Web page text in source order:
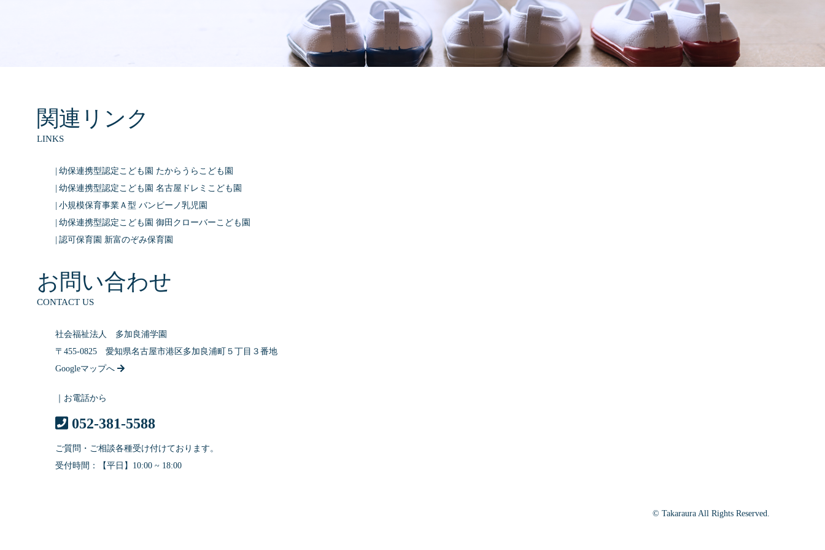
関連リンク
LINKS
幼保連携型認定こども園 たからうらこども園
幼保連携型認定こども園 名古屋ドレミこども園
小規模保育事業Ａ型 バンビーノ乳児園
幼保連携型認定こども園 御田クローバーこども園
認可保育園 新富のぞみ保育園
お問い合わせ
CONTACT US
社会福祉法人 多加良浦学園
〒455-0825 愛知県名古屋市港区多加良浦町５丁目３番地
Googleマップへ
｜お電話から
052-381-5588
ご質問・ご相談各種受け付けております。
受付時間：【平日】10:00 ~ 18:00
© Takaraura All Rights Reserved.